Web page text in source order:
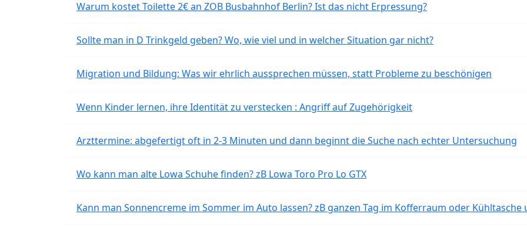
Warum kostet Toilette 2€ an ZOB Busbahnhof Berlin? Ist das nicht Erpressung?
Sollte man in D Trinkgeld geben? Wo, wie viel und in welcher Situation gar nicht?
Migration und Bildung: Was wir ehrlich aussprechen müssen, statt Probleme zu beschönigen
Wenn Kinder lernen, ihre Identität zu verstecken : Angriff auf Zugehörigkeit
Arzttermine: abgefertigt oft in 2-3 Minuten und dann beginnt die Suche nach echter Untersuchung
Wo kann man alte Lowa Schuhe finden? zB Lowa Toro Pro Lo GTX
Kann man Sonnencreme im Sommer im Auto lassen? zB ganzen Tag im Kofferraum oder Kühltasche